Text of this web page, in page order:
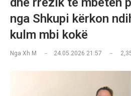
nga Shkupi kërkon
kulm mbi kokë
Nga Xh M 24.05.2026 21:57